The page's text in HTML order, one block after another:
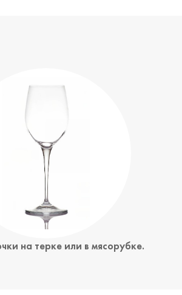
на терке или в мясорубке.